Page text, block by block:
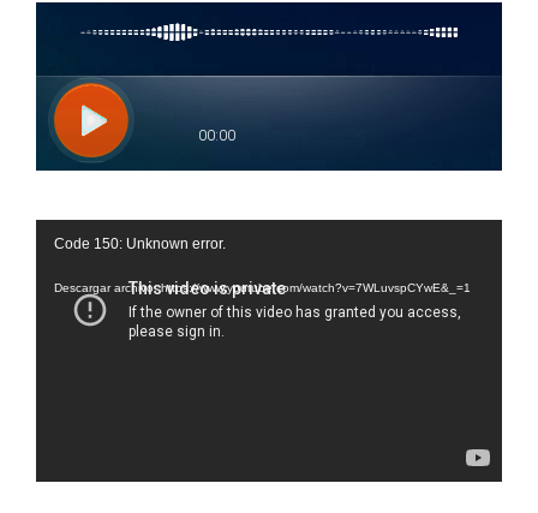
Reproductor
vídeo
Code 150: Unknown error.
Descargar archivo: https://www.youtube.com/watch?v=7WLuvspCYwE&_=1